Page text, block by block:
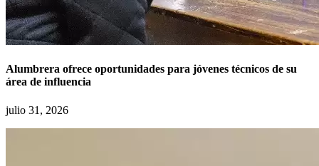
Alumbrera ofrece oportunidades para jóvenes técnicos de su
área de influencia
julio 31, 2026